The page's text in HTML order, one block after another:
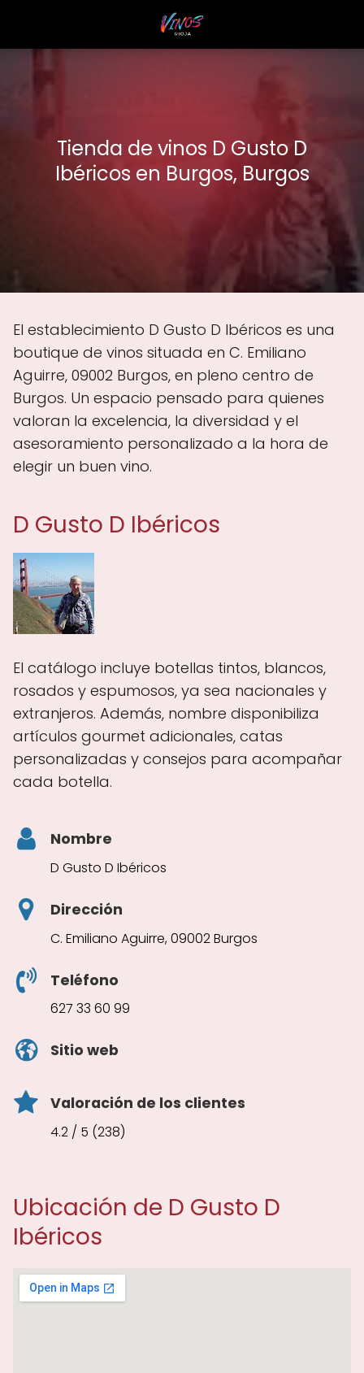
Tienda de vinos D Gusto D
Ibéricos en Burgos, Burgos
El establecimiento D Gusto D Ibéricos es una
boutique de vinos situada en C. Emiliano
Aguirre, 09002 Burgos, en pleno centro de
Burgos. Un espacio pensado para quienes
valoran la excelencia, la diversidad y el
asesoramiento personalizado a la hora de
elegir un buen vino.
D Gusto D Ibéricos
El catálogo incluye botellas tintos, blancos,
rosados y espumosos, ya sea nacionales y
extranjeros. Además, nombre disponibiliza
artículos gourmet adicionales, catas
personalizadas y consejos para acompañar
cada botella.
Nombre
D Gusto D Ibéricos
Dirección
C. Emiliano Aguirre, 09002 Burgos
Teléfono
627 33 60 99
Sitio web
Valoración de los clientes
4.2 / 5 (238)
Ubicación de D Gusto D
Ibéricos